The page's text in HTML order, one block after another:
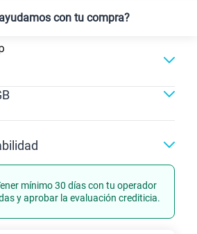
con tu compra?
Portabilidad
mínimo 30 días con tu operador
y aprobar la evaluación crediticia.